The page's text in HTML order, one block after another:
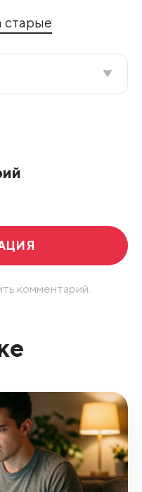
старые
комментарий.